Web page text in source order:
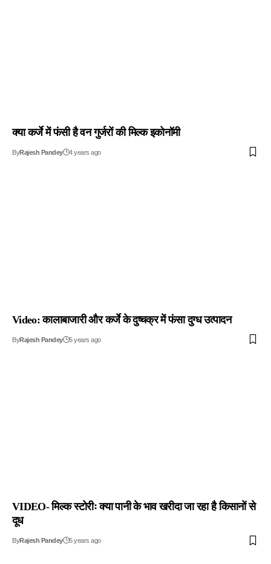
क्या कर्जे में फंसी है वन गुर्जरों की मिल्क इकोनॉमी
ByRajesh Pandey 4 years ago
Video: कालाबाजारी और कर्जे के दुष्चक्र में फंसा दुग्ध उत्पादन
ByRajesh Pandey 5 years ago
VIDEO- मिल्क स्टोरीः क्या पानी के भाव खरीदा जा रहा है किसानों से
दूध
ByRajesh Pandey 5 years ago